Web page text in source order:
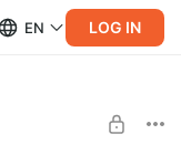
EN LOG IN